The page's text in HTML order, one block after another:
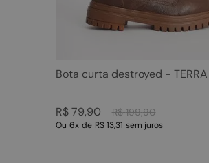
Bota curta destroyed - TERRA
R$ 199,90
R$ 79,90
Ou 6x de R$ 13,31 sem juros